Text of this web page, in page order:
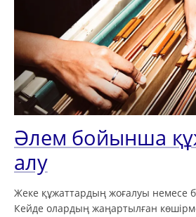
Әлем бойынша
алу
Жеке құжаттардың жоғалуы немесе
Кейде олардың жаңартылған